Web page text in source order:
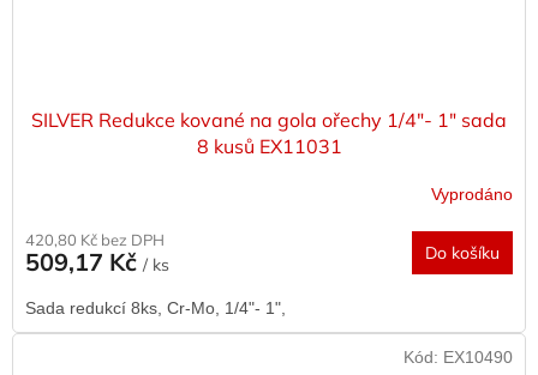
SILVER Redukce kované na gola ořechy 1/4"- 1" sada
8 kusů EX11031
Vyprodáno
420,80 Kč bez DPH
509,17 Kč / ks
Do košíku
Sada redukcí 8ks, Cr-Mo, 1/4"- 1",
Kód: EX10490